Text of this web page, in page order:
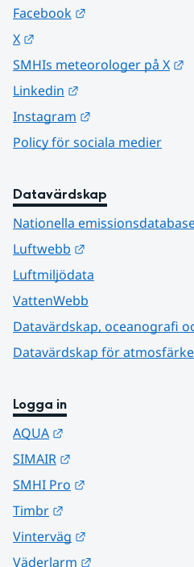
Facebook
X
SMHIs meteorologer på X
Linkedin
Instagram
Policy för sociala medier
Datavärdskap
Nationella
Luftwebb
Luftmiljödata
VattenWebb
Datavärdskap, oceanografi
Datavärdskap för
Logga in
AQUA
SIMAIR
SMHI Pro
Timbr
Vinterväg
Väderlarm